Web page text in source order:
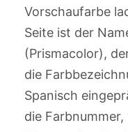
Vorschaufarbe
Seite ist der
(Prismacolor),
die
Spanisch
die